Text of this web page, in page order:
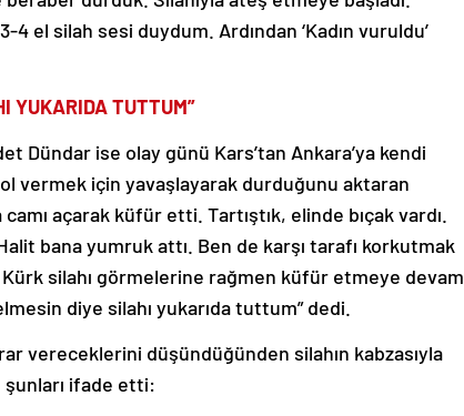
4 el silah sesi duydum. Ardından ‘Kadın vuruldu’
YUKARIDA TUTTUM”
Dündar ise olay günü Kars’tan Ankara’ya kendi
vermek için yavaşlayarak durduğunu aktaran
açarak küfür etti. Tartıştık, elinde bıçak vardı.
bana yumruk attı. Ben de karşı tarafı korkutmak
Kürk silahı görmelerine rağmen küfür etmeye devam
diye silahı yukarıda tuttum” dedi.
vereceklerini düşündüğünden silahın kabzasıyla
şunları ifade etti: